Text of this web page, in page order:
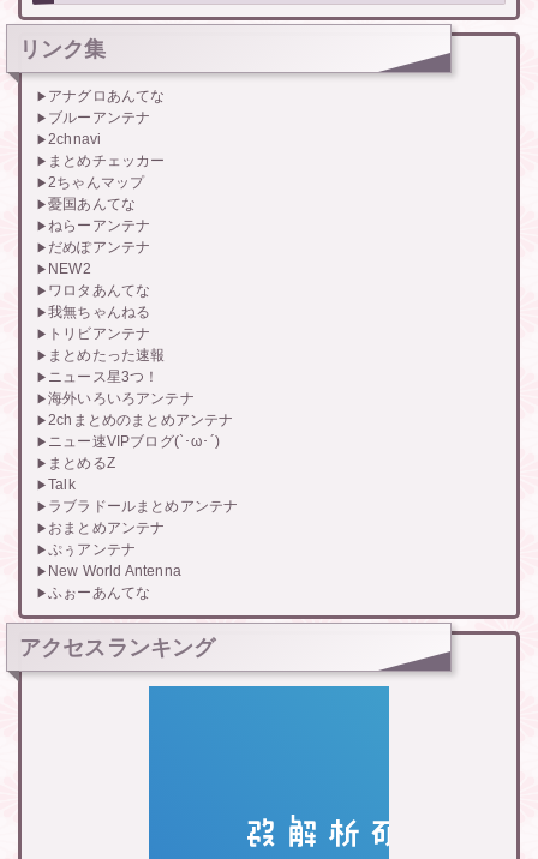
リンク集
アナグロあんてな
ブルーアンテナ
2chnavi
まとめチェッカー
2ちゃんマップ
憂国あんてな
ねらーアンテナ
だめぽアンテナ
NEW2
ワロタあんてな
我無ちゃんねる
トリビアンテナ
まとめたった速報
ニュース星3つ！
海外いろいろアンテナ
2chまとめのまとめアンテナ
ニュー速VIPブログ(`･ω･´)
まとめるZ
Talk
ラブラドールまとめアンテナ
おまとめアンテナ
ぷぅアンテナ
New World Antenna
ふぉーあんてな
アクセスランキング